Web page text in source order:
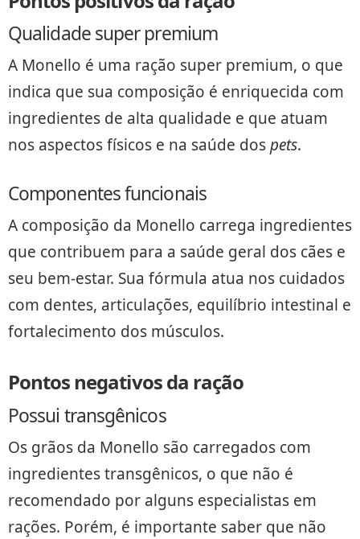
Qualidade super premium
A Monello é uma ração super premium, o que
indica que sua composição é enriquecida com
ingredientes de alta qualidade e que atuam
nos aspectos físicos e na saúde dospets.
Componentes funcionais
A composição da Monello carrega ingredientes
que contribuem para a saúde geral dos cães e
seu bem-estar. Sua fórmula atua nos cuidados
com dentes, articulações, equilíbrio intestinal e
fortalecimento dos músculos.
Pontos negativos da ração
Possui transgênicos
Os grãos da Monello são carregados com
ingredientes transgênicos, o que não é
recomendado por alguns especialistas em
rações. Porém, é importante saber que não